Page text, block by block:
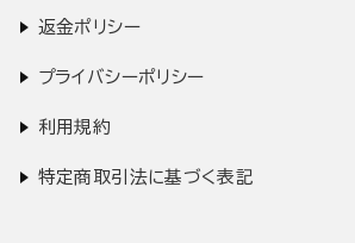
返金ポリシー
プライバシーポリシー
利用規約
特定商取引法に基づく表記